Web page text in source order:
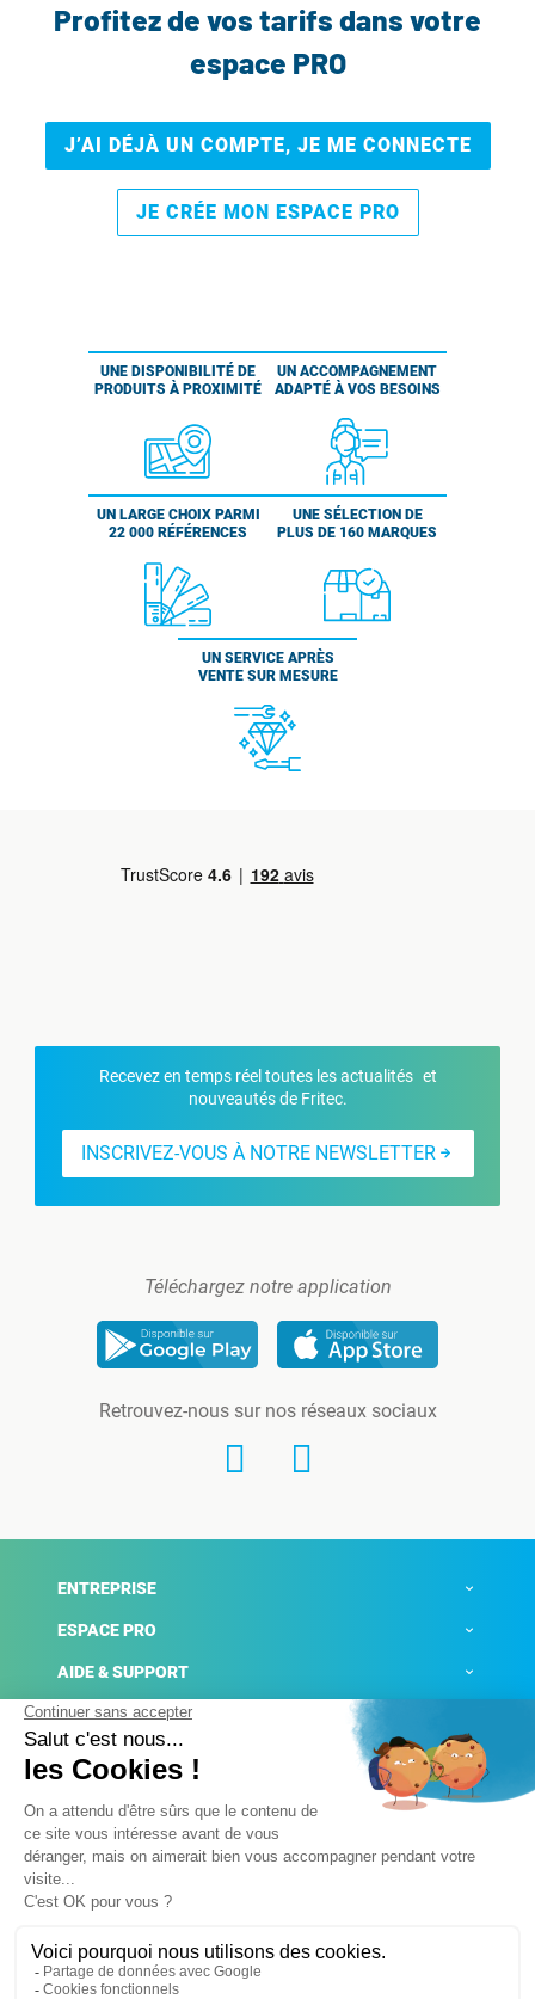
Profitez de vos tarifs dans votre
espace PRO
J’AI DÉJÀ UN COMPTE, JE ME CONNECTE
JE CRÉE MON ESPACE PRO
UNE DISPONIBILITÉ DE
PRODUITS À PROXIMITÉ
UN ACCOMPAGNEMENT
ADAPTÉ À VOS BESOINS
UN LARGE CHOIX PARMI
22 000 RÉFÉRENCES
UNE SÉLECTION DE
PLUS DE 160 MARQUES
UN SERVICE APRÈS
VENTE SUR MESURE
Recevez en temps réel toutes les actualités et
nouveautés de Fritec.
INSCRIVEZ-VOUS À NOTRE NEWSLETTER
Téléchargez notre application
Retrouvez-nous sur nos réseaux sociaux
ENTREPRISE
ESPACE PRO
AIDE & SUPPORT
ACTUALITÉS
Mentions légales
Conditions générales de ventes